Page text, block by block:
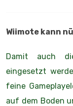
Wiimote kann
Damit auch
eingesetzt
feine
auf dem Boden